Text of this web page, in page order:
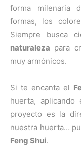
forma milenaria
formas, los
Siempre busca
naturaleza para
muy armónicos.
Si te encanta el
huerta,
proyecto es la
nuestra huerta…
Feng Shui.